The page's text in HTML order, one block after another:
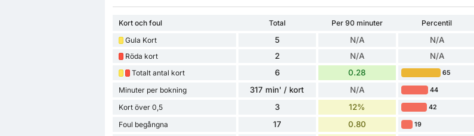
Kort och foul Total Per 90 minuter
Percentil
Gula Kort
5 N/A N/A
Röda kort 2 N/A N/A
Totalt antal kort 6 0.28 65
Minuter per bokning 317 min' / kort N/A 44
Kort över 0,5 3 12% 42
Foul begångna 17 0.80 19